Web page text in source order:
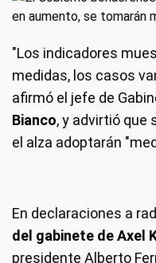
"Los indicadores
medidas, los casos
afirmó el jefe de
Bianco, y advirtió que
el alza adoptarán
En declaraciones a
del gabinete de Axel
presidente Alberto